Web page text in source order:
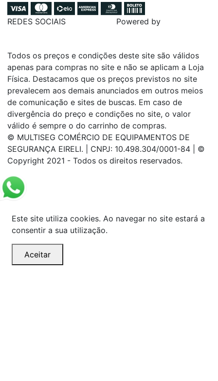
REDES SOCIAIS Powered by
Todos os preços e condições deste site são válidos
apenas para compras no site e não se aplicam a Loja
Física. Destacamos que os preços previstos no site
prevalecem aos demais anunciados em outros meios
de comunicação e sites de buscas. Em caso de
divergência do preço e condições no site, o valor
válido é sempre o do carrinho de compras.
© MULTISEG COMÉRCIO DE EQUIPAMENTOS DE
SEGURANÇA EIRELI. | CNPJ: 10.498.304/0001-84 | ©
Copyright 2021 - Todos os direitos reservados.
Este site utiliza cookies. Ao navegar no site estará a
consentir a sua utilização.
Aceitar